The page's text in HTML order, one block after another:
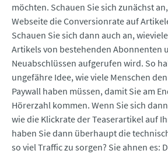
möchten. Schauen Sie sich zunächst
Webseite die Conversionrate auf
Schauen Sie sich dann auch an,
Artikels von bestehenden Abonnenten
Neuabschlüssen aufgerufen wird. So
ungefähre Idee, wie viele Menschen
Paywall haben müssen, damit Sie am
Hörerzahl kommen. Wenn Sie sich
wie die Klickrate der Teaserartikel auf
haben Sie dann überhaupt die
so viel Traffic zu sorgen? Sie ahnen es: